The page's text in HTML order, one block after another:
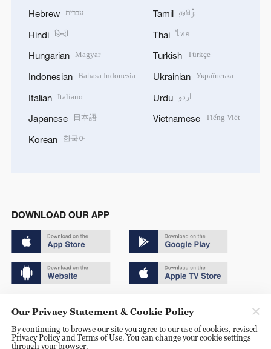
Hebrew עברית
Hindi हिन्दी
Hungarian Magyar
Indonesian Bahasa Indonesia
Italian Italiano
Japanese 日本語
Korean 한국어
Tamil தமிழ்
Thai ไทย
Turkish Türkçe
Ukrainian Українська
Urdu اردو
Vietnamese Tiếng Việt
DOWNLOAD OUR APP
京ICP备20000184号
京公网安备 11010502050052号
Our Privacy Statement & Cookie Policy
By continuing to browse our site you agree to our use of cookies, revised
Privacy Policy and Terms of Use. You can change your cookie settings
through your browser.